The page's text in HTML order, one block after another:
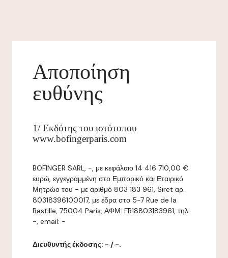
Αποποίηση
ευθύνης
1/ Εκδότης του ιστότοπου
www.bofingerparis.com
BOFINGER SARL, -, με κεφάλαιο 14 416 710,00 €
ευρώ, εγγεγραμμένη στο Εμπορικό και Εταιρικό
Μητρώο του - με αριθμό 803 183 961, Siret αρ.
80318396100017, με έδρα στο 5-7 Rue de la
Bastille, 75004 Paris, ΑΦΜ: FR18803183961, τηλ:
-, email: -
Διευθυντής έκδοσης: - / -.